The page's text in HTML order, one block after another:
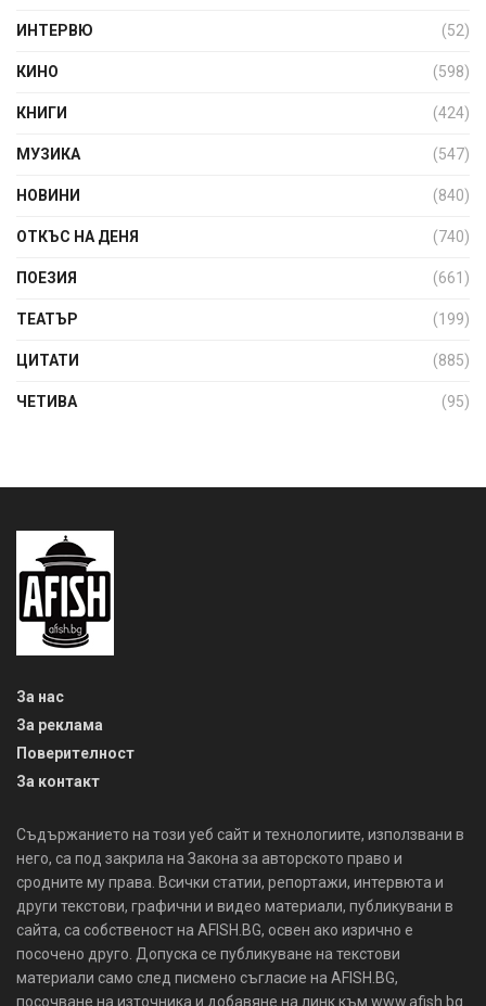
ИНТЕРВЮ (52)
КИНО (598)
КНИГИ (424)
МУЗИКА (547)
НОВИНИ (840)
ОТКЪС НА ДЕНЯ (740)
ПОЕЗИЯ (661)
ТЕАТЪР (199)
ЦИТАТИ (885)
ЧЕТИВА (95)
За нас
За реклама
Поверителност
За контакт
Съдържанието на този уеб сайт и технологиите, използвани в
него, са под закрила на Закона за авторското право и
сродните му права. Всички статии, репортажи, интервюта и
други текстови, графични и видео материали, публикувани в
сайта, са собственост на AFISH.BG, освен ако изрично е
посочено друго. Допуска се публикуване на текстови
материали само след писмено съгласие на AFISH.BG,
посочване на източника и добавяне на линк към www.afish.bg.